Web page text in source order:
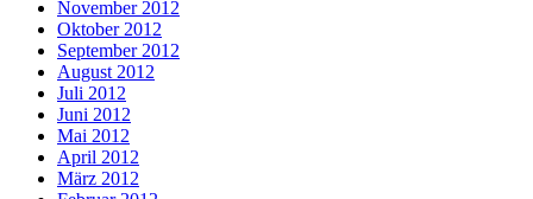
November 2012
Oktober 2012
September 2012
August 2012
Juli 2012
Juni 2012
Mai 2012
April 2012
März 2012